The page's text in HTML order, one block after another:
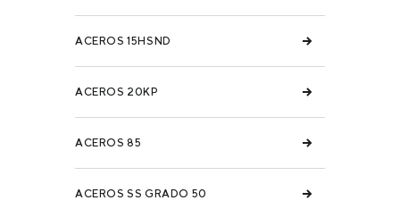
ACEROS 15HSND
ACEROS 20KP
ACEROS 85
ACEROS SS GRADO 50